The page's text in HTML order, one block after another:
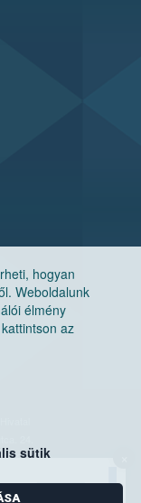
hogyan
Weboldalunk
élmény
az
sütik
30.